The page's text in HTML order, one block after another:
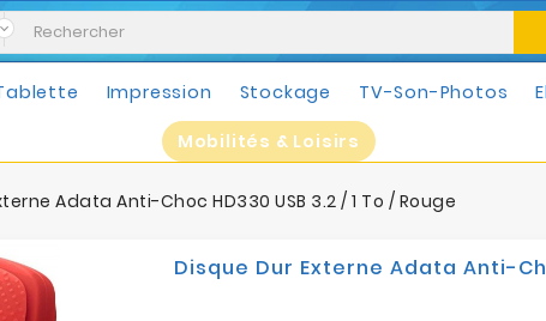
Impression Stockage TV-Son-Photos
Mobilités & Loisirs
Adata Anti-Choc HD330 USB 3.2 / 1 To / Rouge
Disque Dur Externe Adata Anti-